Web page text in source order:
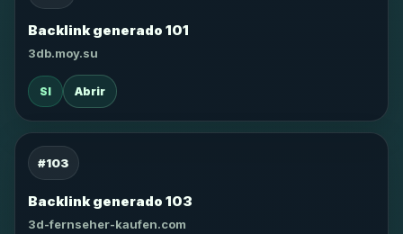
Backlink generado 101
3db.moy.su
SI Abrir
#103
Backlink generado 103
3d-fernseher-kaufen.com